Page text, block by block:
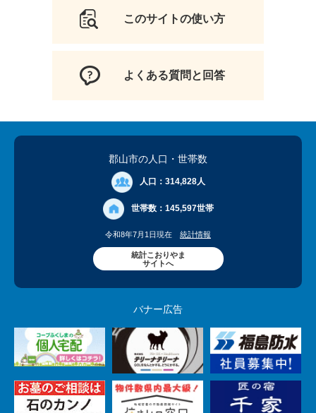
このサイトの使い方
よくある質問と回答
郡山市の人口 ・世帯数
人口： 314,828人
世帯数： 145,597世帯
令和8年7月1日現在 統計情報
統計こおりやま
サイトへ
バナー広告